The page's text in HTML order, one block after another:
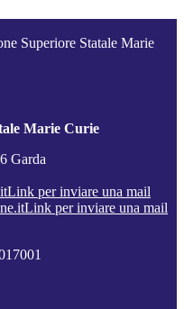
Superiore Statale Marie
Marie Curie
Garda
Link per inviare una mail
Link per inviare una mail